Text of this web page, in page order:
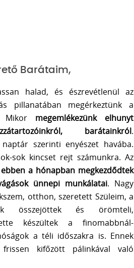
Barátaim,
halad, és észrevétlenül az
pillanatában megérkeztünk a
Mikor megemlékezünk elhunyt
barátainkról.
szerinti enyészet havába.
sok kincset rejt számunkra. Az
a hónapban megkezdődtek
ünnepi munkálatai. Nagy
otthon, szeretett Szüleim, a
összejöttek és örömteli,
készültek a finomabbnál-
a téli időszakra is. Ennek
kifőzött pálinkával való